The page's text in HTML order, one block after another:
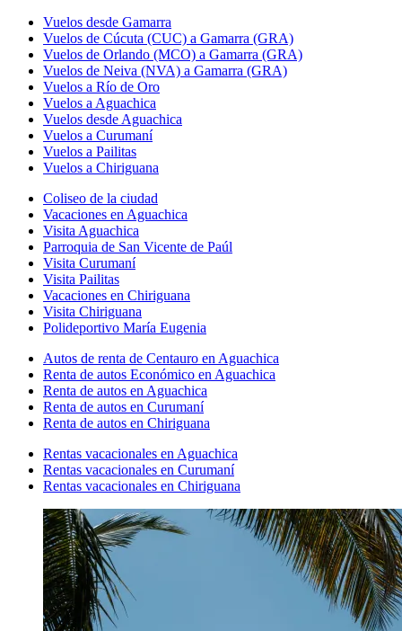
Vuelos desde Gamarra
Vuelos de Cúcuta (CUC) a Gamarra (GRA)
Vuelos de Orlando (MCO) a Gamarra (GRA)
Vuelos de Neiva (NVA) a Gamarra (GRA)
Vuelos a Río de Oro
Vuelos a Aguachica
Vuelos desde Aguachica
Vuelos a Curumaní
Vuelos a Pailitas
Vuelos a Chiriguana
Coliseo de la ciudad
Vacaciones en Aguachica
Visita Aguachica
Parroquia de San Vicente de Paúl
Visita Curumaní
Visita Pailitas
Vacaciones en Chiriguana
Visita Chiriguana
Polideportivo María Eugenia
Autos de renta de Centauro en Aguachica
Renta de autos Económico en Aguachica
Renta de autos en Aguachica
Renta de autos en Curumaní
Renta de autos en Chiriguana
Rentas vacacionales en Aguachica
Rentas vacacionales en Curumaní
Rentas vacacionales en Chiriguana